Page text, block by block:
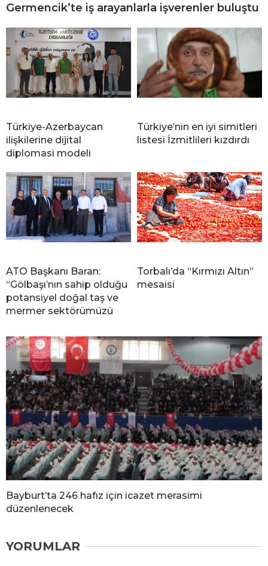
Germencik’te iş arayanlarla işverenler buluştu
Türkiye-Azerbaycan
ilişkilerine dijital
diplomasi modeli
Türkiye’nin en iyi simitleri
listesi İzmitlileri kızdırdı
ATO Başkanı Baran:
“Gölbaşı’nın sahip olduğu
potansiyel doğal taş ve
mermer sektörümüzü
Torbalı’da “Kırmızı Altın”
mesaisi
Bayburt’ta 246 hafız için icazet merasimi
düzenlenecek
YORUMLAR